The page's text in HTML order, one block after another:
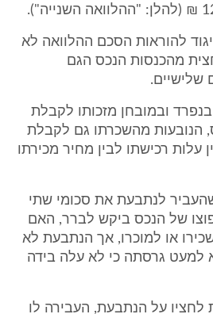
להוראות הסכם ההלוואה לא
מהכנסות הנכס הגם
שלישיים.
בנפרד ובמובחן מזכותו לקבלת
הנובעות מהשכרתו גם לקבלת
רכישתו לבין מחיר מכירתו
לנתבעת את סכומי שתי
של הנכס ביקש לברר, האם
או למוכרו, אך הנתבעת לא
למעט גרסתה כי לא עלה בידה
לחציו על הנתבעת, העבירה לו